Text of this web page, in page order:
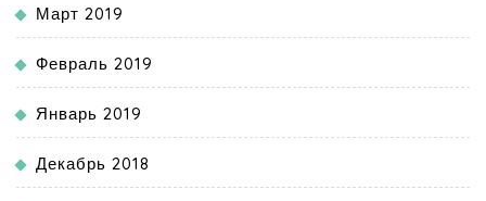
Март 2019
Февраль 2019
Январь 2019
Декабрь 2018